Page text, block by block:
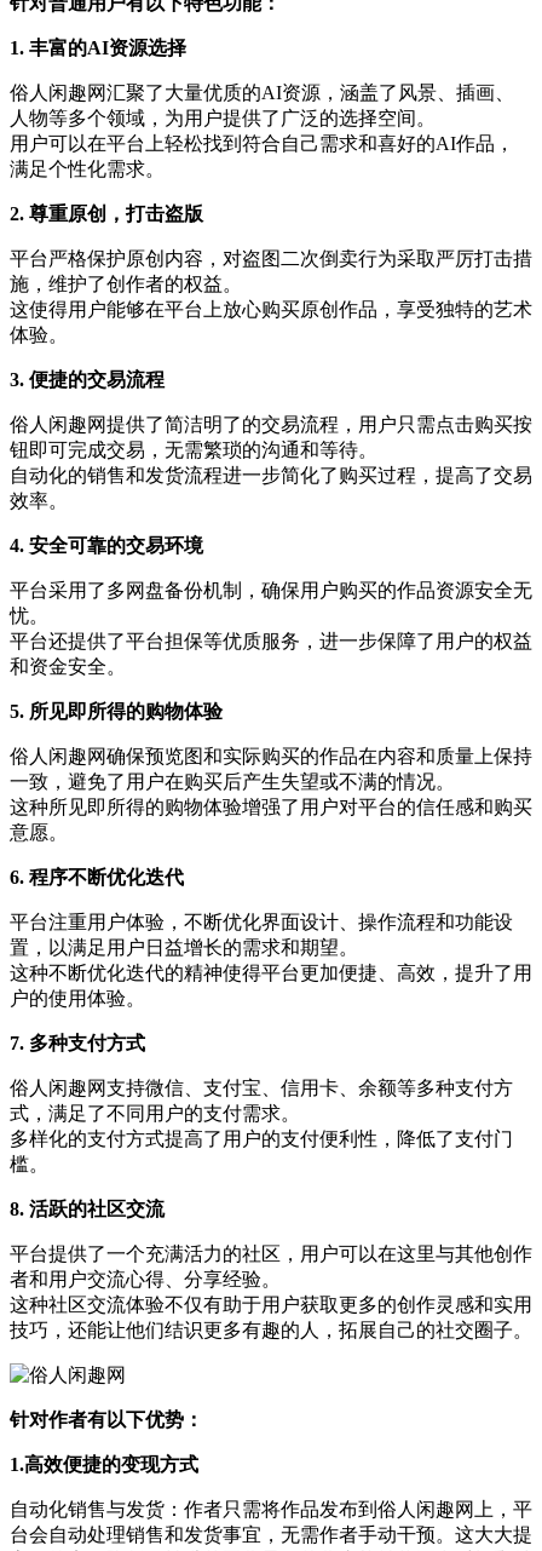
1. 丰富的AI资源选择
俗人闲趣网汇聚了大量优质的AI资源，涵盖了风景、插画、
人物等多个领域，为用户提供了广泛的选择空间。
用户可以在平台上轻松找到符合自己需求和喜好的AI作品，
满足个性化需求。
2. 尊重原创，打击盗版
平台严格保护原创内容，对盗图二次倒卖行为采取严厉打击措
施，维护了创作者的权益。
这使得用户能够在平台上放心购买原创作品，享受独特的艺术
体验。
3. 便捷的交易流程
俗人闲趣网提供了简洁明了的交易流程，用户只需点击购买按
钮即可完成交易，无需繁琐的沟通和等待。
自动化的销售和发货流程进一步简化了购买过程，提高了交易
效率。
4. 安全可靠的交易环境
平台采用了多网盘备份机制，确保用户购买的作品资源安全无
忧。
平台还提供了平台担保等优质服务，进一步保障了用户的权益
和资金安全。
5. 所见即所得的购物体验
俗人闲趣网确保预览图和实际购买的作品在内容和质量上保持
一致，避免了用户在购买后产生失望或不满的情况。
这种所见即所得的购物体验增强了用户对平台的信任感和购买
意愿。
6. 程序不断优化迭代
平台注重用户体验，不断优化界面设计、操作流程和功能设
置，以满足用户日益增长的需求和期望。
这种不断优化迭代的精神使得平台更加便捷、高效，提升了用
户的使用体验。
7. 多种支付方式
俗人闲趣网支持微信、支付宝、信用卡、余额等多种支付方
式，满足了不同用户的支付需求。
多样化的支付方式提高了用户的支付便利性，降低了支付门
槛。
8. 活跃的社区交流
平台提供了一个充满活力的社区，用户可以在这里与其他创作
者和用户交流心得、分享经验。
这种社区交流体验不仅有助于用户获取更多的创作灵感和实用
技巧，还能让他们结识更多有趣的人，拓展自己的社交圈子。
针对作者有以下优势：
1.高效便捷的变现方式
自动化销售与发货：作者只需将作品发布到俗人闲趣网上，平
台会自动处理销售和发货事宜，无需作者手动干预。这大大提